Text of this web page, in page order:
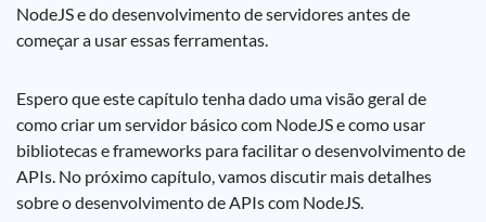
NodeJS e do desenvolvimento de servidores antes de
começar a usar essas ferramentas.
Espero que este capítulo tenha dado uma visão geral de
como criar um servidor básico com NodeJS e como usar
bibliotecas e frameworks para facilitar o desenvolvimento de
APIs. No próximo capítulo, vamos discutir mais detalhes
sobre o desenvolvimento de APIs com NodeJS.